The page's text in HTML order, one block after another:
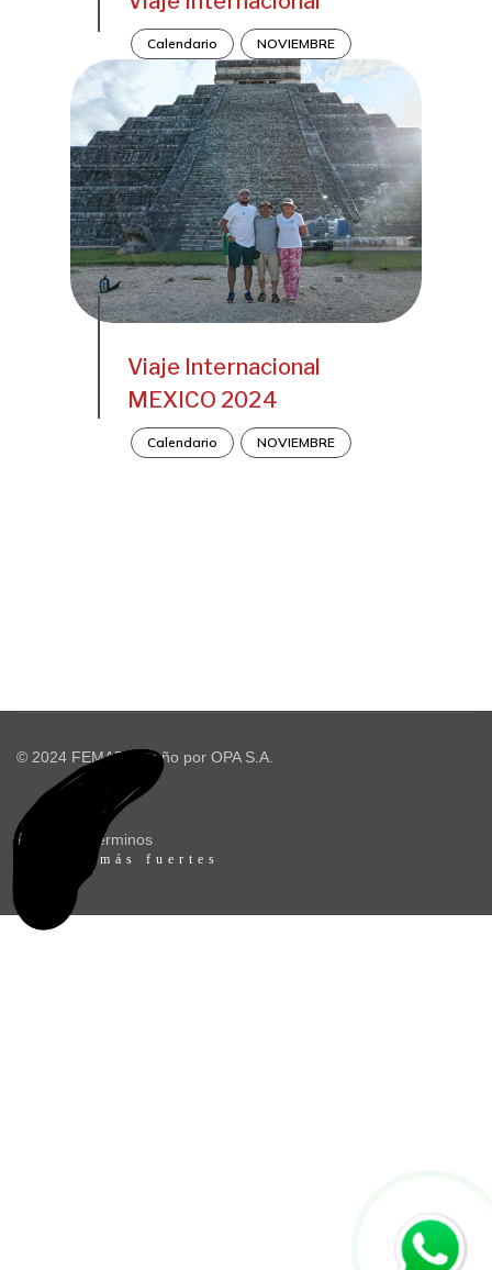
Calendario NOVIEMBRE
Viaje Internacional
MEXICO 2024
Calendario NOVIEMBRE
© 2024 FEMAP. Diseño por OPA S.A.
Política Terminos
"Somos más fuertes
juntos."